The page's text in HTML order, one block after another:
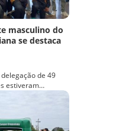
masculino do
se destaca
de 49
estiveram…